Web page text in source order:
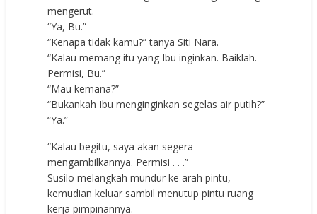
mengerut.
“Ya, Bu.”
“Kenapa tidak kamu?” tanya Siti Nara.
“Kalau memang itu yang Ibu inginkan. Baiklah.
Permisi, Bu.”
“Mau kemana?”
“Bukankah Ibu menginginkan segelas air putih?”
“Ya.”
“Kalau begitu, saya akan segera
mengambilkannya. Permisi . . .”
Susilo melangkah mundur ke arah pintu,
kemudian keluar sambil menutup pintu ruang
kerja pimpinannya.